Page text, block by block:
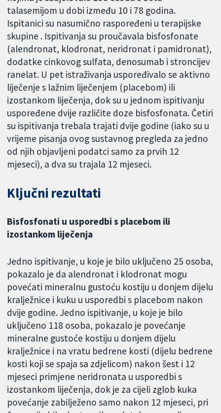
talasemijom u dobi između 10 i 78 godina.
Ispitanici su nasumično raspoređeni u terapijske
skupine . Ispitivanja su proučavala bisfosfonate
(alendronat, klodronat, neridronat i pamidronat),
dodatke cinkovog sulfata, denosumab i stroncijev
ranelat. U pet istraživanja uspoređivalo se aktivno
liječenje s lažnim liječenjem (placebom) ili
izostankom liječenja, dok su u jednom ispitivanju
uspoređene dvije različite doze bisfosfonata. Četiri
su ispitivanja trebala trajati dvije godine (iako su u
vrijeme pisanja ovog sustavnog pregleda za jedno
od njih objavljeni podatci samo za prvih 12
mjeseci), a dva su trajala 12 mjeseci.
Ključni rezultati
Bisfosfonati u usporedbi s placebom ili
izostankom liječenja
Jedno ispitivanje, u koje je bilo uključeno 25 osoba,
pokazalo je da alendronat i klodronat mogu
povećati mineralnu gustoću kostiju u donjem dijelu
kralježnice i kuku u usporedbi s placebom nakon
dvije godine. Jedno ispitivanje, u koje je bilo
uključeno 118 osoba, pokazalo je povećanje
mineralne gustoće kostiju u donjem dijelu
kralježnice i na vratu bedrene kosti (dijelu bedrene
kosti koji se spaja sa zdjelicom) nakon šest i 12
mjeseci primjene neridronata u usporedbi s
izostankom liječenja, dok je za cijeli zglob kuka
povećanje zabilježeno samo nakon 12 mjeseci, pri